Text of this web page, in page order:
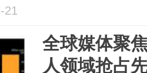
21
全球媒体聚
人领域抢占